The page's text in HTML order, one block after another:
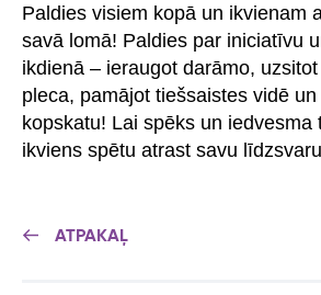
Paldies visiem kopā un ikvienam
savā lomā! Paldies par iniciatīvu
ikdienā – ieraugot darāmo,
pleca, pamājot tiešsaistes vidē
kopskatu! Lai spēks un iedvesma
ikviens spētu atrast savu
ATPAKAĻ